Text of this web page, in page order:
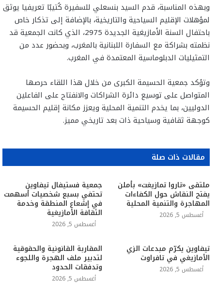
وبهذه المناسبة، قدم السيد بنسعلي للسفيرة كُتيبًا تعريفيا يوثق
لمؤهلات الإقليم السياحية والتاريخية، بالإضافة إلى تذكار خاص
باحتفال السنة الأمازيغية الجديدة 2975، الذي كانت الجمعية قد
نظمته بشراكة مع السفارة اللبنانية بالمغرب، وبحضور عدد من
التمثيليات الدبلوماسية المعتمدة في المغرب.
وتؤكد جمعية الحسيمة الكبرى من خلال هذا اللقاء حرصها
المتواصل على توسيع دائرة الشراكات والانفتاح على الفاعلين
الدوليين، بما يخدم التنمية المحلية ويعزز مكانة إقليم الحسيمة
كوجهة ثقافية وسياحية ذات بعد تاريخي مميز.
مقالات ذات صلة
ملتقى «تاروا تمازيغت» بأملن
يفتح النقاش حول الكفاءات
المهاجرة والتنمية المحلية
أغسطس 5, 2026
جمعية فستيفال تيفاوين
تحتفي بسبع شخصيات أسهمت
في إشعاع المنطقة وخدمة
الثقافة الأمازيغية
أغسطس 5, 2026
تيفاوين يكرّم مبدعات الزي
الأمازيغي في تافراوت
أغسطس 5, 2026
المقاربة القانونية والحقوقية
لتدبير ملف الهجرة واللجوء
وتدفقات الحدود
أغسطس 5, 2026